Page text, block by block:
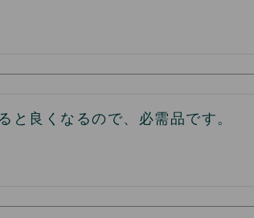
と良くなるので、必需品です。